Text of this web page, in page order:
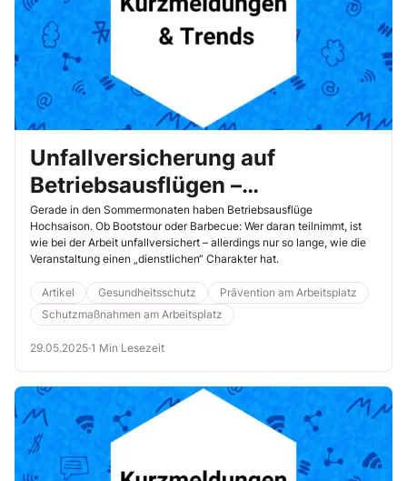
Unfallversicherung auf
Betriebsausflügen –
„Verlängerung“ auf eigenes
Risiko
Gerade in den Sommermonaten haben Betriebsausflüge
Hochsaison. Ob Bootstour oder Barbecue: Wer daran teilnimmt, ist
wie bei der Arbeit unfallversichert – allerdings nur so lange, wie die
Veranstaltung einen „dienstlichen“ Charakter hat.
Artikel Gesundheitsschutz
Prävention am Arbeitsplatz
Schutzmaßnahmen am Arbeitsplatz
29.05.2025·1 Min Lesezeit